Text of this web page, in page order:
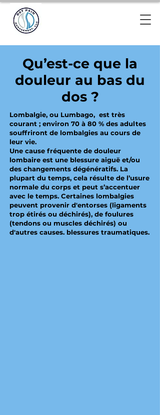
Qu’est-ce que la
douleur au bas du
dos ?
Lombalgie, ou Lumbago, est très
courant ; environ 70 à 80 % des adultes
souffriront de lombalgies au cours de
leur vie.
Une cause fréquente de douleur
lombaire est une blessure aiguë et/ou
des changements dégénératifs. La
plupart du temps, cela résulte de l’usure
normale du corps et peut s’accentuer
avec le temps. Certaines lombalgies
peuvent provenir d'entorses (ligaments
trop étirés ou déchirés), de foulures
(tendons ou muscles déchirés) ou
d'autres causes. blessures traumatiques.